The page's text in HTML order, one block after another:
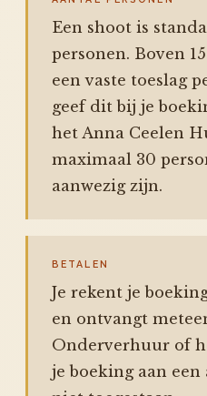
Een shoot is
personen. Boven
een vaste toeslag
geef dit bij je
het Anna Ceelen
maximaal 30
aanwezig zijn.
BETALEN
Je rekent je
en ontvangt
Onderverhuur of
je boeking aan